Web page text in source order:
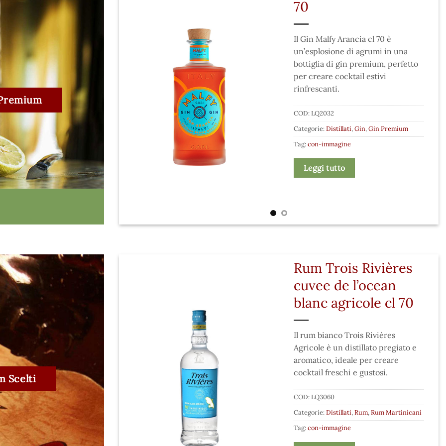
70
Il Gin Malfy Arancia cl 70 è
un’esplosione di agrumi in una
bottiglia di gin premium, perfetto
per creare cocktail estivi
rinfrescanti.
COD:LQ2032
Categorie:Distillati,Gin,Gin Premium
Tag:con-immagine
Leggi tutto
Scelti
Rum Trois Rivières
cuvee de l’ocean
blanc agricole cl 70
Il rum bianco Trois Rivières
Agricole è un distillato pregiato e
aromatico, ideale per creare
cocktail freschi e gustosi.
COD:LQ3060
Categorie:Distillati,Rum,Rum Martinicani
Tag:con-immagine